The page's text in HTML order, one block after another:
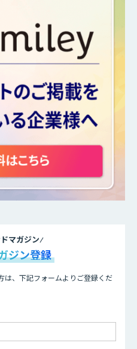
マガジン
ジン登録
は、下記フォームよりご登録くだ